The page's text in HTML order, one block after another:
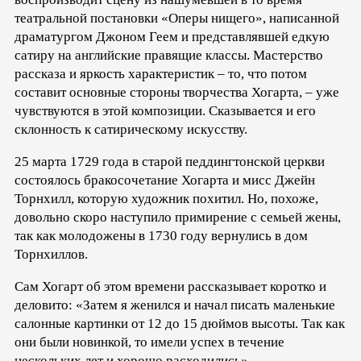
театральной постановки «Оперы нищего», написанной
драматургом Джоном Геем и представлявшей едкую
сатиру на английские правящие классы. Мастерство
рассказа и яркость характеристик – то, что потом
составит основные стороны творчества Хогарта, – уже
чувствуются в этой композиции. Сказывается и его
склонность к сатирическому искусству.
25 марта 1729 года в старой педдингтонской церкви
состоялось бракосочетание Хогарта и мисс Джейн
Торнхилл, которую художник похитил. Но, похоже,
довольно скоро наступило примирение с семьей жены,
так как молодожены в 1730 году вернулись в дом
Торнхиллов.
Сам Хогарт об этом времени рассказывает коротко и
деловито: «Затем я женился и начал писать маленькие
салонные картинки от 12 до 15 дюймов высоты. Так как
они были новинкой, то имели успех в течение